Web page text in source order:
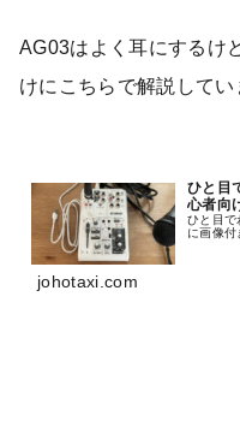
AG03はよく耳にするけ
けにこちらで解説してい
ひと目
心者向
ひと目で
に画像
johotaxi.com